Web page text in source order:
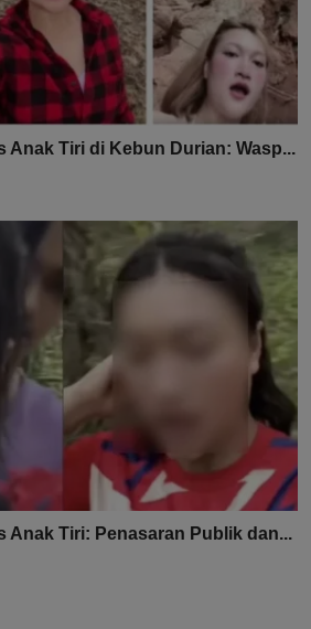
Anak Tiri di Kebun Durian: Wasp...
Anak Tiri: Penasaran Publik dan...